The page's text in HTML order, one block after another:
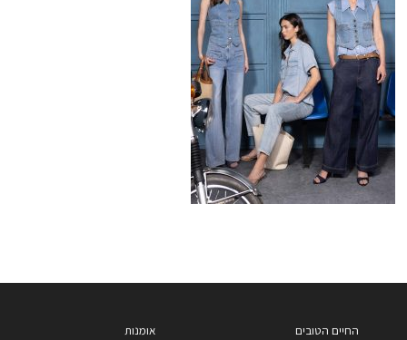
החיים הטובים
אומנות